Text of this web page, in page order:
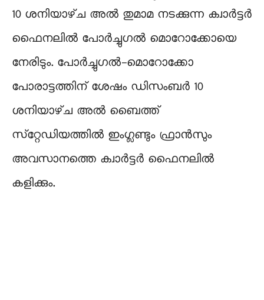
10 ശനിയാഴ്‌ച അൽ തുമാമ നടക്കുന്ന ക്വാർട്ടർ
ഫൈനലിൽ പോർച്ചുഗൽ മൊറോക്കോയെ
നേരിടും. പോർച്ചുഗൽ-മൊറോക്കോ
പോരാട്ടത്തിന് ശേഷം ഡിസംബർ 10
ശനിയാഴ്‌ച അൽ ബൈത്ത്
സ്‌റ്റേഡിയത്തിൽ ഇംഗ്ലണ്ടും ഫ്രാൻസും
അവസാനത്തെ ക്വാർട്ടർ ഫൈനലിൽ
കളിക്കും.